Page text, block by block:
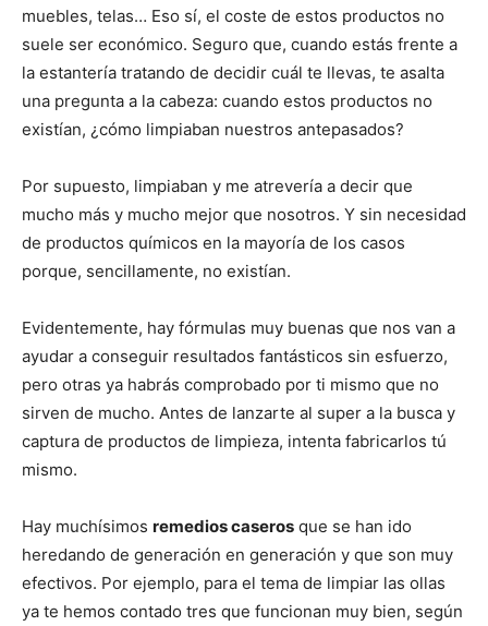
muebles, telas… Eso sí, el coste de estos productos no
suele ser económico. Seguro que, cuando estás frente a
la estantería tratando de decidir cuál te llevas, te asalta
una pregunta a la cabeza: cuando estos productos no
existían, ¿cómo limpiaban nuestros antepasados?
Por supuesto, limpiaban y me atrevería a decir que
mucho más y mucho mejor que nosotros. Y sin necesidad
de productos químicos en la mayoría de los casos
porque, sencillamente, no existían.
Evidentemente, hay fórmulas muy buenas que nos van a
ayudar a conseguir resultados fantásticos sin esfuerzo,
pero otras ya habrás comprobado por ti mismo que no
sirven de mucho. Antes de lanzarte al super a la busca y
captura de productos de limpieza, intenta fabricarlos tú
mismo.
Hay muchísimos remedios caseros que se han ido
heredando de generación en generación y que son muy
efectivos. Por ejemplo, para el tema de limpiar las ollas
ya te hemos contado tres que funcionan muy bien, según